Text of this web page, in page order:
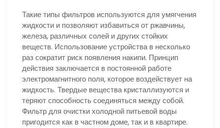
Такие типы фильтров используются для умягчения
жидкости и позволяют избавиться от ржавчины,
железа, различных солей и других стойких
веществ. Использование устройства в несколько
раз сократит риск появления накипи. Принцип
действия заключается в постоянной работе
электромагнитного поля, которое воздействует на
жидкость. Твердые вещества кристаллизуются и
теряют способность соединяться между собой.
Фильтр для очистки холодной питьевой воды
пригодится как в частном доме, так и в квартире.